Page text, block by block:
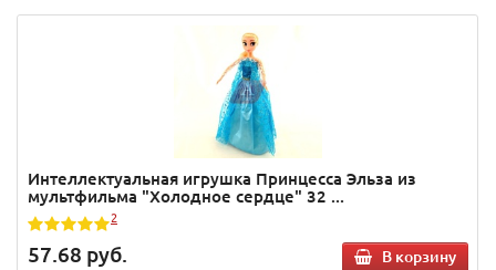
Интеллектуальная игрушка Принцесса Эльза из
мультфильма "Холодное сердце" 32 ...
2
57.68 руб. В корзину